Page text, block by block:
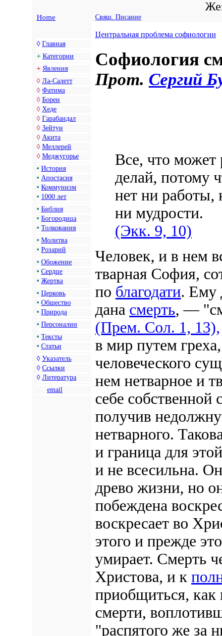
Home Свящ. Писание
◊ Главная
+ Категории
+ Явления
◊ Ла-Салетт
◊ Фатима
◊ Борен
◊ Хеде
◊ Гарабандал
◊ Зейтун
◊ Акита
◊ Меллерей
◊ Меджугорье
• История
• Апостасия
• Коммунизм
• 1000 лет
• Библия
• Богородица
• Толкования
• Молитва
• Розарий
• Обожение
• Сердце
• Жертва
• Церковь
• Общество
• Природа
• Персоналии
• Тексты
• Статьи
◊ Указатель
◊ Ссылки
◊ Литература
email
Центральная проблема софиологии
Софиология
Прот. Сергий
Все, что может
делай, потому
нет ни
ни мудрости.
(Экк. 9, 10)
Человек, и в нем
тварная София,
по благодати. Ему
дана смерть, —
(Прем. Сол. 1, 13),
в мир путем
человеческого
нем нетварное и
себе
получив
нетварного.
и граница для
и не всесильна.
древо жизни, но
побеждена
воскресает во
этого и прежде
умирает. Смерть
Христова, и к
приобщиться,
смерти,
"распятого же за